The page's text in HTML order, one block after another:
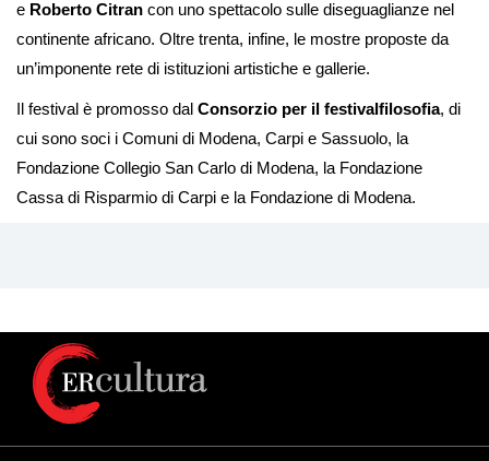
e Roberto Citran con uno spettacolo sulle diseguaglianze nel
continente africano. Oltre trenta, infine, le mostre proposte da
un’imponente rete di istituzioni artistiche e gallerie.
Il festival è promosso dal Consorzio per il festivalfilosofia, di
cui sono soci i Comuni di Modena, Carpi e Sassuolo, la
Fondazione Collegio San Carlo di Modena, la Fondazione
Cassa di Risparmio di Carpi e la Fondazione di Modena.